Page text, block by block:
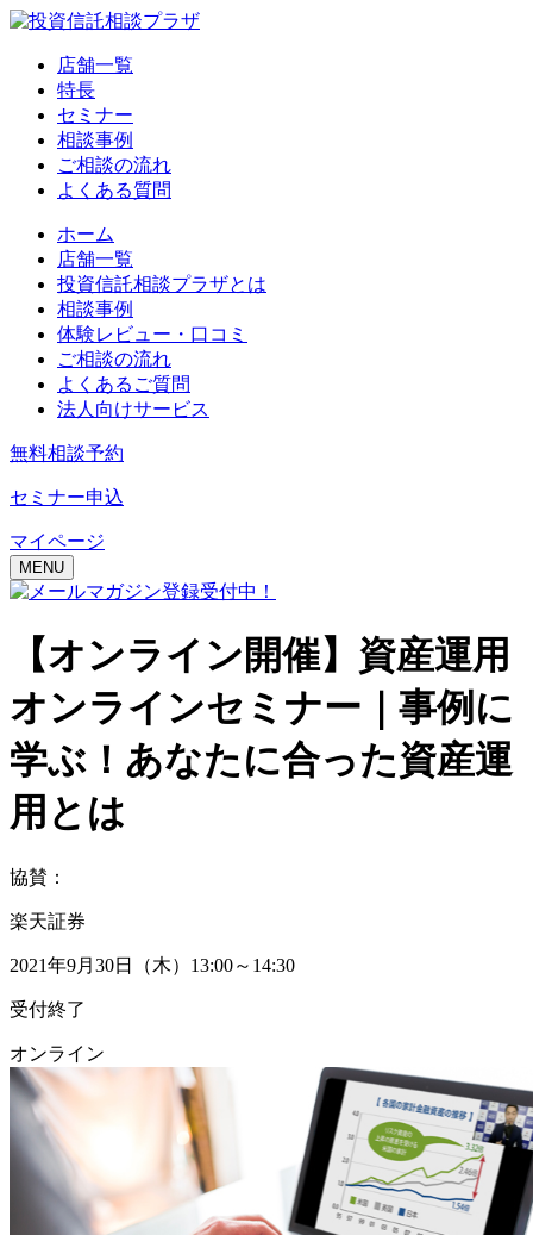
店舗一覧
特長
セミナー
相談事例
ご相談の流れ
よくある質問
ホーム
店舗一覧
投資信託相談プラザとは
相談事例
体験レビュー・口コミ
ご相談の流れ
よくあるご質問
法人向けサービス
無料相談予約
セミナー申込
マイページ
MENU
【オンライン開催】 資産運用
オンラインセミナー｜ 事例に
学ぶ！あなたに合った資産運
用とは
協賛：
楽天証券
2021年9月30日（木）13:00～14:30
受付終了
オンライン